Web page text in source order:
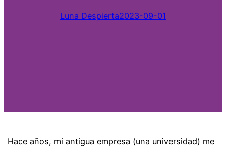
Luna Despierta2023-09-01
Hace años, mi antigua empresa (una universidad) me